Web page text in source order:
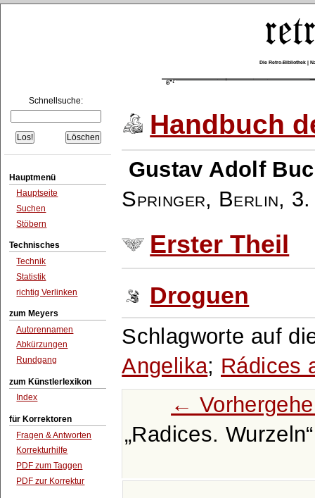
Die Retro-Bibliothek |
Schnellsuche:
Hauptmenü
Hauptseite
Suchen
Stöbern
Technisches
Technik
Statistik
richtig Verlinken
zum Meyers
Autorennamen
Abkürzungen
Rundgang
zum Künstlerlexikon
Index
für Korrektoren
Fragen & Antworten
Korrekturhilfe
PDF zum Taggen
PDF zur Korrektur
Handbuch
Gustav Adolf
Springer, Berlin,
Erster Theil
Droguen
Schlagworte auf
Angelika; Rádices
←
Radices. Wurzeln